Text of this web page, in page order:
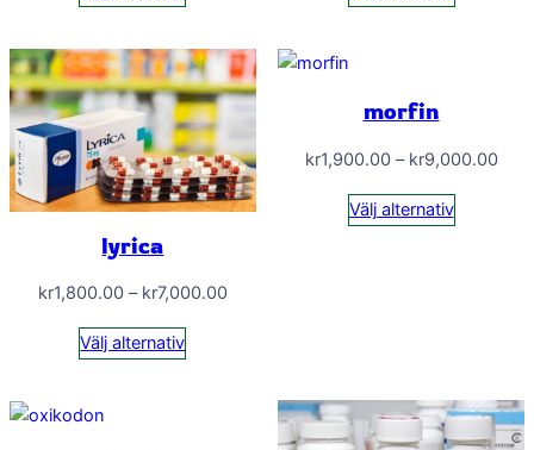
lyrica
kr1,800.00 – kr7,000.00Prisintervall:
Välj alternativ
morfin
kr1,900.00 – kr9,000.00
Välj alternativ